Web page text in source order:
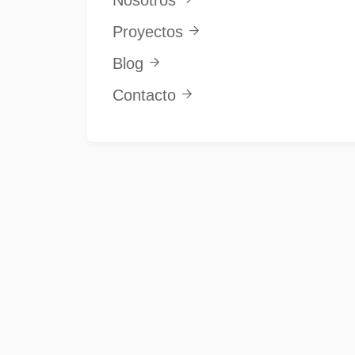
Proyectos 
Blog 
Contacto 